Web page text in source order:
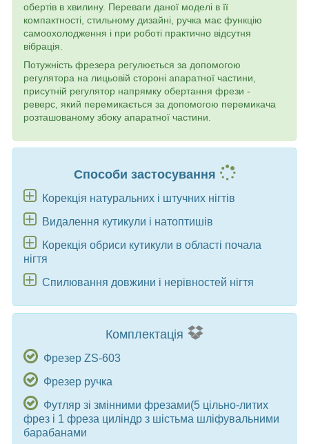
обертів в хвилину. Переваги даної моделі в її
компактності, стильному дизайні, ручка має функцію
самоохолодження і при роботі практично відсутня
вібрація.
Потужність фрезера регулюється за допомогою
регулятора на лицьовій стороні апаратної частини,
присутній регулятор напрямку обертання фрези -
реверс, який перемикається за допомогою перемикача
розташованому збоку апаратної частини.
Способи застосування
Корекція натуральних і штучних нігтів
Видалення кутикули і натоптишів
Корекція обриси кутикули в області почала
нігтя
Спилювання довжини і нерівностей нігтя
Комплектація
Фрезер ZS-603
Фрезер ручка
Футляр зі змінними фрезами(5 цільно-литих
фрез і 1 фреза циліндр з шістьма шліфувальними
барабанами